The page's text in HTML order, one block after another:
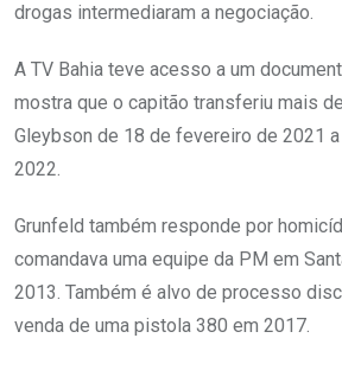
drogas intermediaram a negociação.
A TV Bahia teve acesso a um
mostra que o capitão transferiu mais
Gleybson de 18 de fevereiro de 2021
2022.
Grunfeld também responde por
comandava uma equipe da PM em
2013. Também é alvo de processo
venda de uma pistola 380 em 2017.